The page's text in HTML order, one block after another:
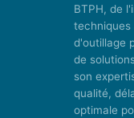
BTPH, de
techniques
d'outillage
de
son
qualité,
optimale